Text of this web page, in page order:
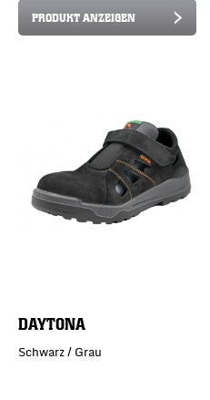
PRODUKT ANZEIGEN
DAYTONA
Schwarz / Grau